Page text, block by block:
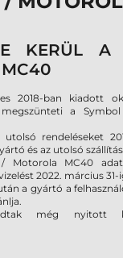
KERÜL
2018-ban kiadott
megszünteti a
rendeléseket
és az utolsó
Motorola MC40
2022. március 31-
a gyártó a
még nyitott